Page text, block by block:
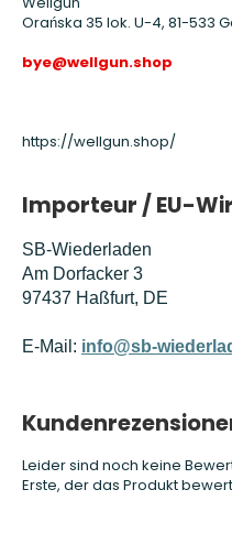
Orańska 35 lok. U-4, 81-533
bye@wellgun.shop
https://wellgun.shop/
Importeur / EU-
SB-Wiederladen
Am Dorfacker 3
97437 Haßfurt, DE
E-Mail: info@sb-
Leider sind noch keine
Erste, der das Produkt